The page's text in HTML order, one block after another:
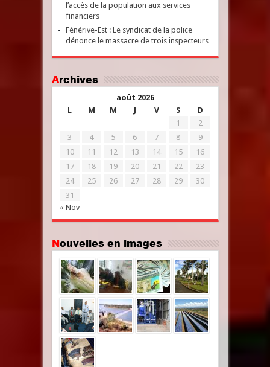
l’accès de la population aux services
financiers
Fénérive-Est : Le syndicat de la police
dénonce le massacre de trois inspecteurs
Archives
août 2026
L
M M J V S D
« Nov
1
2
3
4 5 6 7 8
9
10
11 12 13 14 15
16
17
18 19 20 21 22
23
24
25 26 27 28 29
30
31
Nouvelles en images